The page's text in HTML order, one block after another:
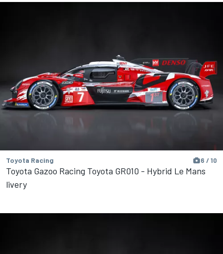
Toyota Racing 6 / 10
Toyota Gazoo Racing Toyota GR010 - Hybrid Le Mans
livery